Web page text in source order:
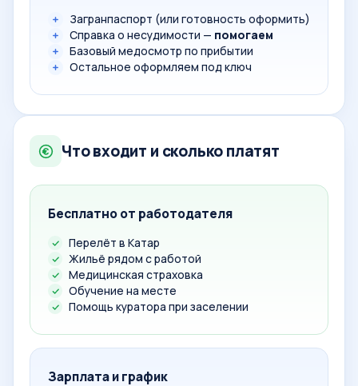
Загранпаспорт (или готовность оформить)
Справка о несудимости — помогаем
Базовый медосмотр по прибытии
Остальное оформляем под ключ
Что входит и сколько платят
Бесплатно от работодателя
Перелёт в Катар
Жильё рядом с работой
Медицинская страховка
Обучение на месте
Помощь куратора при заселении
Зарплата и график